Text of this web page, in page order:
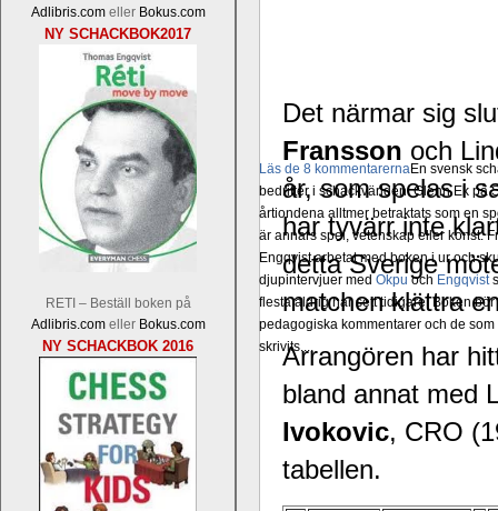
Adlibris.comeller Bokus.com
NY SCHACKBOK2017
RETI – Beställ boken på
Adlibris.comeller Bokus.com
NY SCHACKBOK 2016
Läs de 8 kommentarernaEn svensk
bedrifter i schackvärlden. Glenn Ek på
årtiondena alltmer betraktats som en
är annars spel, vetenskap eller konst.
Engqvist arbetat med boken i ur och
djupintervjuer med Okpu och Engqvist
flesta aldrig har sett tidigare. Boken
pedagogiska kommentarer och de
skrivits....
Det närmar sig
Fransson och
år, som spelas i
har tyvärr inte
detta Sverige
matchen klättra
Arrangören har
bland annat med
Ivokovic, CRO
tabellen.